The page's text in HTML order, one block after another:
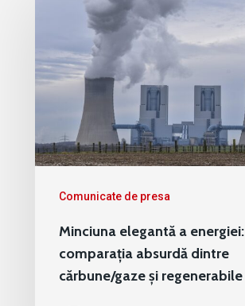
Comunicate de presa
Minciuna elegantă a energiei:
comparația absurdă dintre
cărbune/gaze și regenerabile